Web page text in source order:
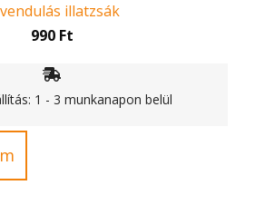
illatzsák
990 Ft
1 - 3 munkanapon belül